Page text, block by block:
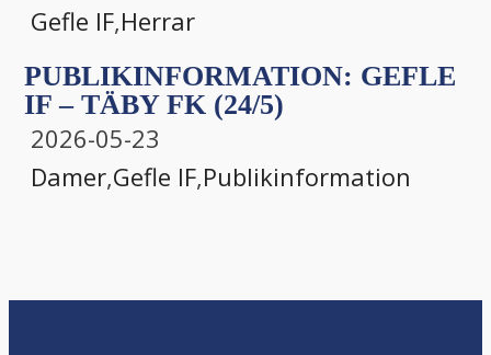
Gefle IF,Herrar
PUBLIKINFORMATION: GEFLE
IF – TÄBY FK (24/5)
2026-05-23
Damer,Gefle IF,Publikinformation